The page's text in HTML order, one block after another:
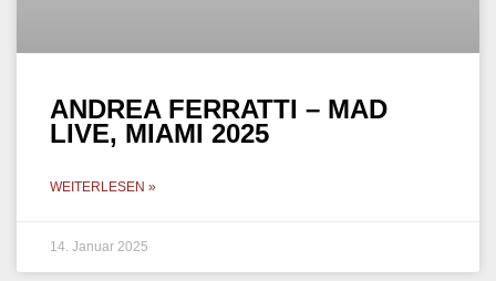
ANDREA FERRATTI – MAD
LIVE, MIAMI 2025
WEITERLESEN »
14. Januar 2025